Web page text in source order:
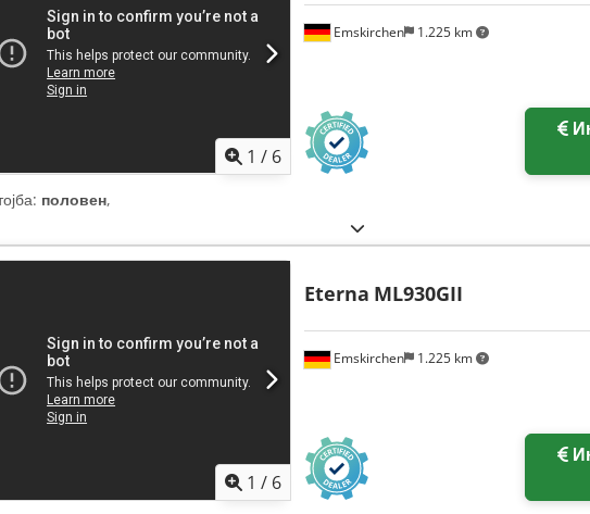
1 / 6
Emskirchen 1.225 km
половен,
1 / 6
Emskirchen 1.225 km
Eterna ML930GII